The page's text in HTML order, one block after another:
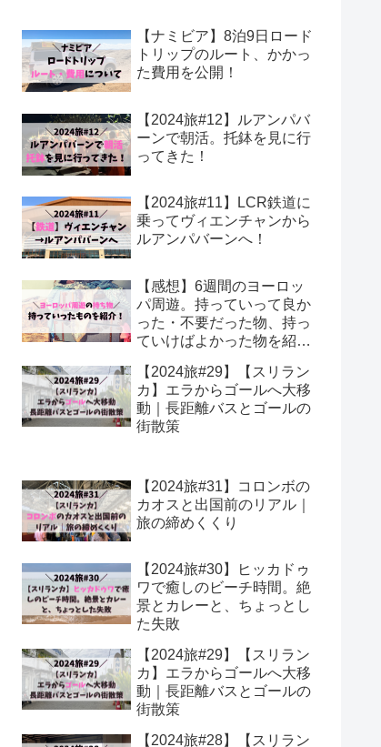
【ナミビア】8泊9日ロード
トリップのルート、かかっ
た費用を公開！
【2024旅#12】ルアンパバ
ーンで朝活。托鉢を見に行
ってきた！
【2024旅#11】LCR鉄道に
乗ってヴィエンチャンから
ルアンパバーンへ！
【感想】6週間のヨーロッ
パ周遊。持っていって良か
った・不要だった物、持っ
ていけばよかった物を紹
【2024旅#29】【スリラン
カ】エラからゴールへ大移
動｜長距離バスとゴールの
街散策
【2024旅#31】コロンボの
カオスと出国前のリアル｜
旅の締めくくり
【2024旅#30】ヒッカドゥ
ワで癒しのビーチ時間。絶
景とカレーと、ちょっとし
た失敗
【2024旅#29】【スリラン
カ】エラからゴールへ大移
動｜長距離バスとゴールの
街散策
【2024旅#28】【スリラン